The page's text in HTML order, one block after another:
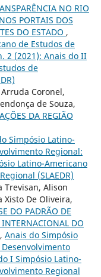
NO RIO
PORTAIS DOS
DO ESTADO ,
de Estudos de
2 (2021): Anais do II
de
Coronel,
de Souza,
DA REGIÃO
Simpósio Latino-
Regional:
Latino-Americano
(SLAEDR)
Trevisan, Alison
Xisto De Oliveira,
DO PADRÃO DE
DO
, Anais do Simpósio
I Simpósio Latino-
Regional